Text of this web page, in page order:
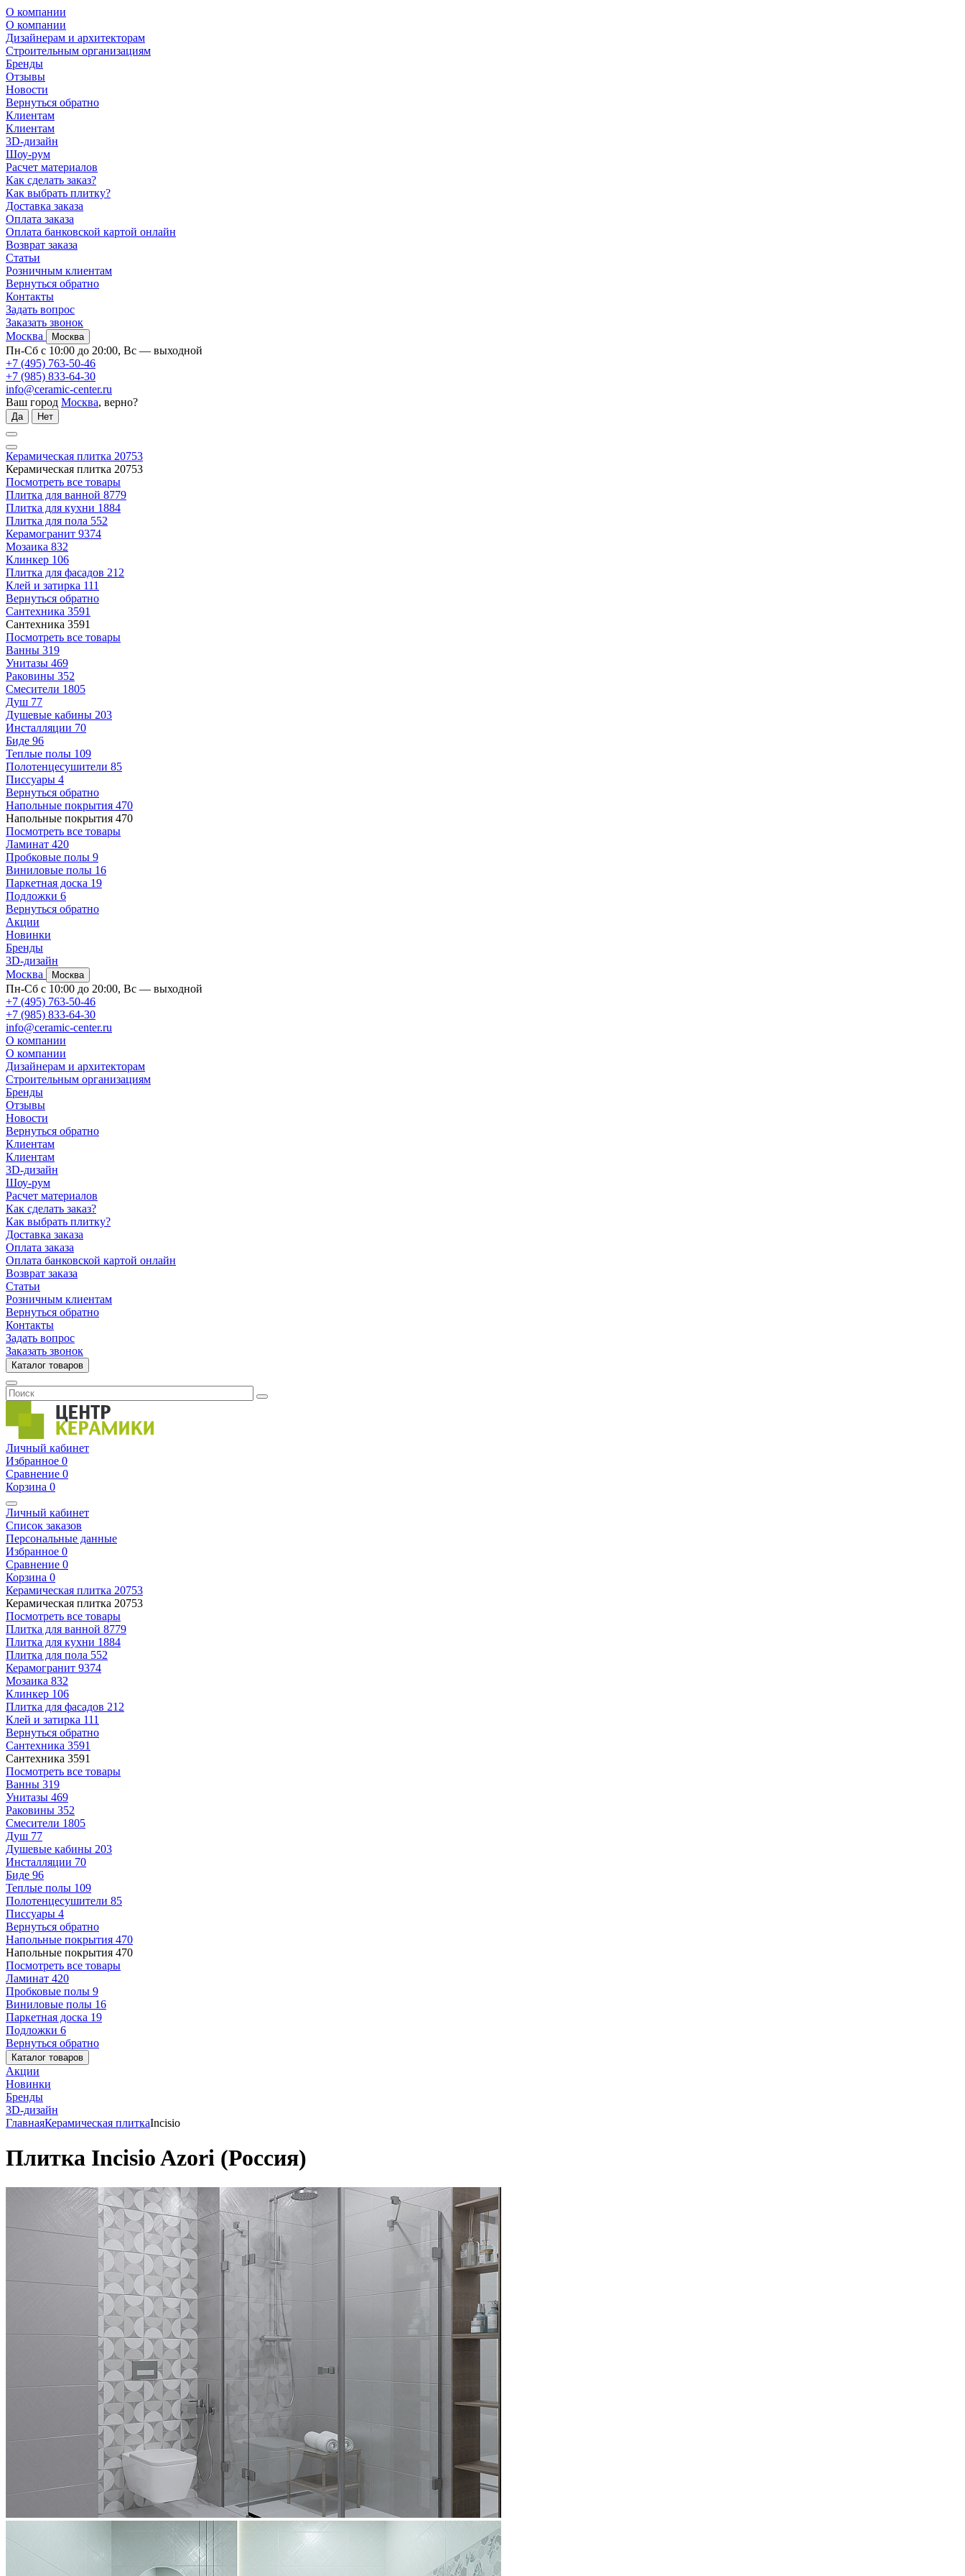
О компании
О компании
Дизайнерам и архитекторам
Строительным организациям
Бренды
Отзывы
Новости
Вернуться обратно
Клиентам
Клиентам
3D-дизайн
Шоу-рум
Расчет материалов
Как сделать заказ?
Как выбрать плитку?
Доставка заказа
Оплата заказа
Оплата банковской картой онлайн
Возврат заказа
Статьи
Розничным клиентам
Вернуться обратно
Контакты
Задать вопрос
Заказать звонок
Москва
Москва
Пн-Сб с 10:00 до 20:00, Вс — выходной
+7 (495) 763-50-46
+7 (985) 833-64-30
info@ceramic-center.ru
Ваш город Москва, верно?
Да Нет
Керамическая плитка 20753
Керамическая плитка 20753
Посмотреть все товары
Плитка для ванной 8779
Плитка для кухни 1884
Плитка для пола 552
Керамогранит 9374
Мозаика 832
Клинкер 106
Плитка для фасадов 212
Клей и затирка 111
Вернуться обратно
Сантехника 3591
Сантехника 3591
Посмотреть все товары
Ванны 319
Унитазы 469
Раковины 352
Смесители 1805
Душ 77
Душевые кабины 203
Инсталляции 70
Биде 96
Теплые полы 109
Полотенцесушители 85
Писсуары 4
Вернуться обратно
Напольные покрытия 470
Напольные покрытия 470
Посмотреть все товары
Ламинат 420
Пробковые полы 9
Виниловые полы 16
Паркетная доска 19
Подложки 6
Вернуться обратно
Акции
Новинки
Бренды
3D-дизайн
Москва
Москва
Пн-Сб с 10:00 до 20:00, Вс — выходной
+7 (495) 763-50-46
+7 (985) 833-64-30
info@ceramic-center.ru
О компании
О компании
Дизайнерам и архитекторам
Строительным организациям
Бренды
Отзывы
Новости
Вернуться обратно
Клиентам
Клиентам
3D-дизайн
Шоу-рум
Расчет материалов
Как сделать заказ?
Как выбрать плитку?
Доставка заказа
Оплата заказа
Оплата банковской картой онлайн
Возврат заказа
Статьи
Розничным клиентам
Вернуться обратно
Контакты
Задать вопрос
Заказать звонок
Каталог товаров
Личный кабинет
Избранное 0
Сравнение 0
Корзина 0
Личный кабинет
Список заказов
Персональные данные
Избранное 0
Сравнение 0
Корзина 0
Керамическая плитка 20753
Керамическая плитка 20753
Посмотреть все товары
Плитка для ванной 8779
Плитка для кухни 1884
Плитка для пола 552
Керамогранит 9374
Мозаика 832
Клинкер 106
Плитка для фасадов 212
Клей и затирка 111
Вернуться обратно
Сантехника 3591
Сантехника 3591
Посмотреть все товары
Ванны 319
Унитазы 469
Раковины 352
Смесители 1805
Душ 77
Душевые кабины 203
Инсталляции 70
Биде 96
Теплые полы 109
Полотенцесушители 85
Писсуары 4
Вернуться обратно
Напольные покрытия 470
Напольные покрытия 470
Посмотреть все товары
Ламинат 420
Пробковые полы 9
Виниловые полы 16
Паркетная доска 19
Подложки 6
Вернуться обратно
Каталог товаров
Акции
Новинки
Бренды
3D-дизайн
ГлавнаяКерамическая плиткаIncisio
Плитка Incisio Azori (Россия)